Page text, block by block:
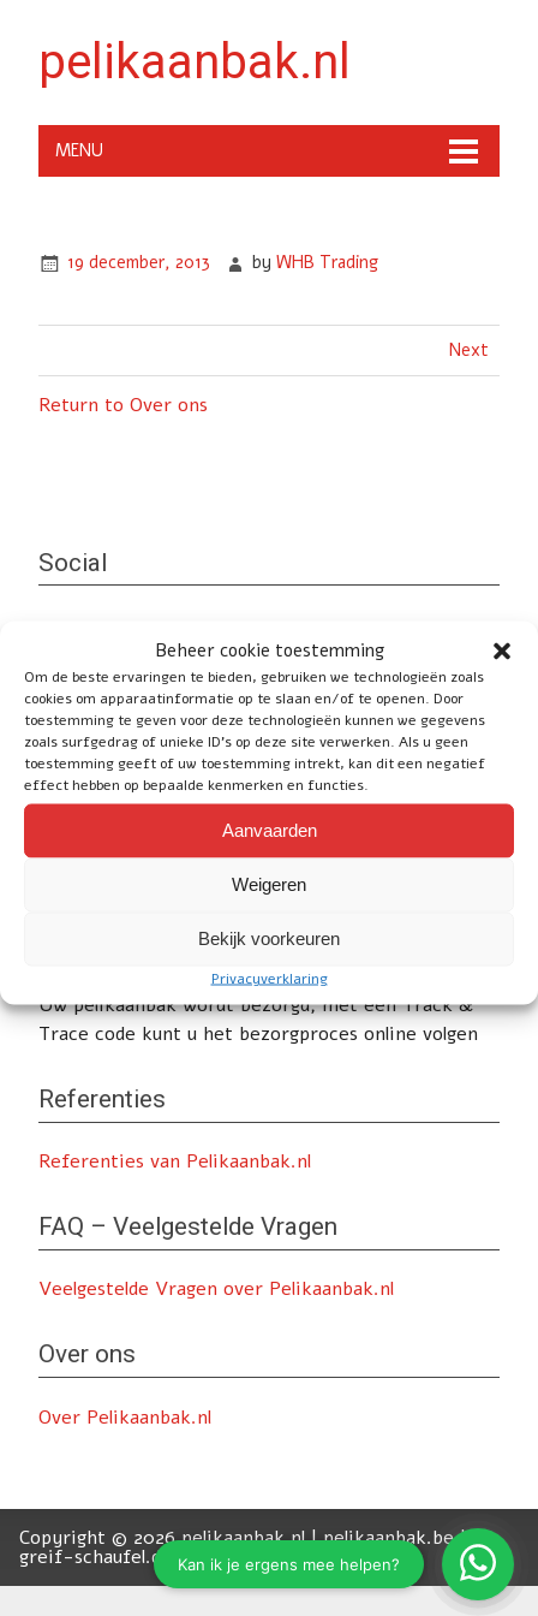
Beheer cookie toestemming
Om de beste ervaringen te bieden, gebruiken we technologieën zoals
cookies om apparaatinformatie op te slaan en/of te openen. Door
toestemming te geven voor deze technologieën kunnen we gegevens
zoals surfgedrag of unieke ID's op deze site verwerken. Als u geen
toestemming geeft of uw toestemming intrekt, kan dit een negatief
effect hebben op bepaalde kenmerken en functies.
Aanvaarden
Weigeren
Bekijk voorkeuren
Privacyverklaring
pelikaanbak.nl
MENU
19 december, 2013 byWHB Trading
Next
Return to Over ons
Social
Service
Heeft u nog vragen of wilt u advies? Klikhiervoor
de contactpagina.
E-mail: info@whb-trading.nl
Telefoon / WhatsApp: 06-83811670
Volg uw pelikaanbak online
Uw pelikaanbak wordt bezorgd, met een Track &
Trace code kunt u het bezorgproces online volgen
Referenties
Referenties van Pelikaanbak.nl
FAQ – Veelgestelde Vragen
Veelgestelde Vragen over Pelikaanbak.nl
Over ons
Over Pelikaanbak.nl
Copyright © 2026 pelikaanbak.nl | pelikaanbak.be |
greif-schaufel.de